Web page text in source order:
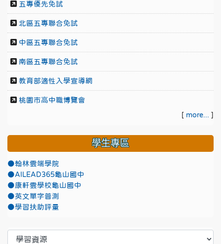
五專優先免試
北區五專聯合免試
中區五專聯合免試
南區五專聯合免試
教育部適性入學宣導網
桃園市高中職博覽會
[ more... ]
學生專區
●翰林雲端學院
●AILEAD365龜山國中
●康軒雲學校龜山國中
●英文單字普測
●學習扶助評量